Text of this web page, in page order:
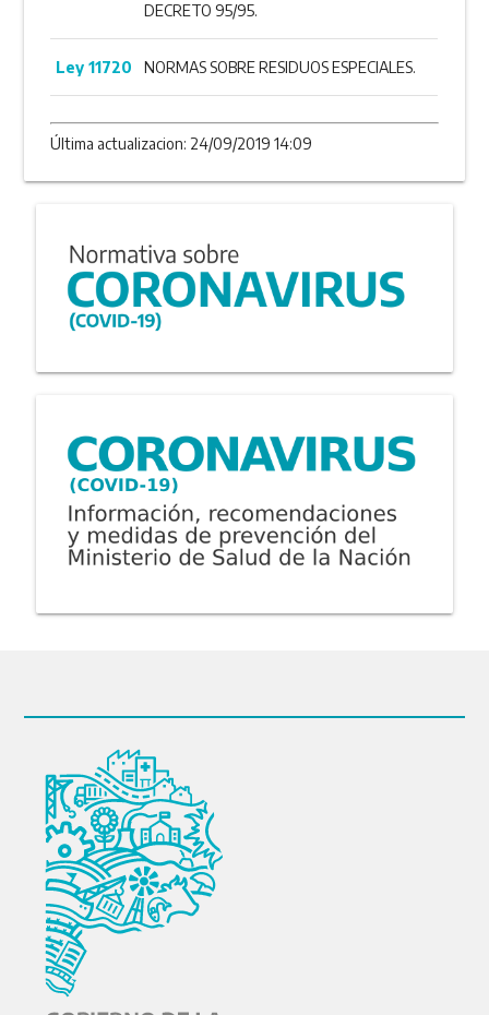
DECRETO 95/95.
Ley 11720 NORMAS SOBRE RESIDUOS ESPECIALES.
Última actualizacion: 24/09/2019 14:09